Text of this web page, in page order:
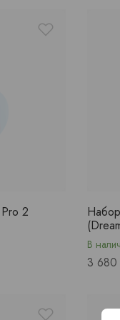
2
В
Price
3 680